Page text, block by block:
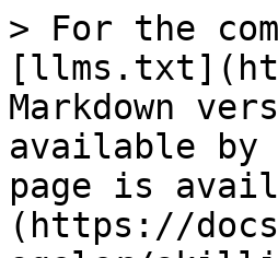
> For the
Markdown
available by
page is
(https://